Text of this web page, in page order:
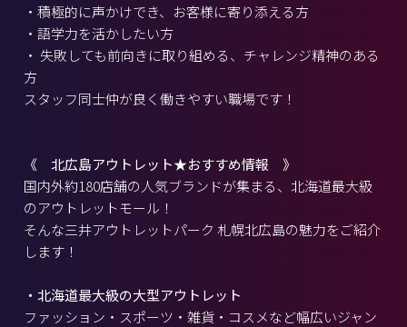
・積極的に声かけでき、お客様に寄り添える方
・語学力を活かしたい方
・ 失敗しても前向きに取り組める、チャレンジ精神のある
方
スタッフ同士仲が良く働きやすい職場です！
《 北広島アウトレット★おすすめ情報 》
国内外約180店舗の人気ブランドが集まる、北海道最大級
のアウトレットモール！
そんな三井アウトレットパーク 札幌北広島の魅力をご紹介
します！
・北海道最大級の大型アウトレット
ファッション・スポーツ・雑貨・コスメなど幅広いジャン